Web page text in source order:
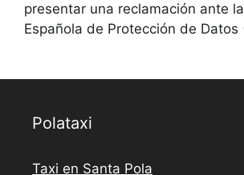
presentar una reclamación ante
Española de Protección de Datos
Polataxi
Taxi en Santa Pola